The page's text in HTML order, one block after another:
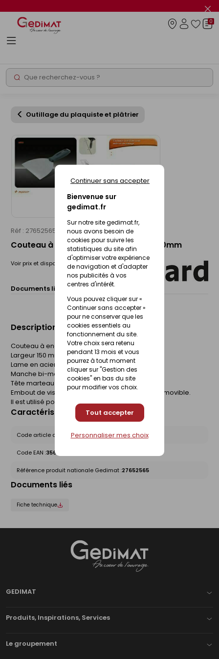
Bienvenue sur
gedimat.fr
Sur notre site gedimat.fr,
nous avons besoin de
cookies pour suivre les
statistiques du site afin
d'optimiser votre expérience
de navigation et d'adapter
nos publicités à vos
centres d'intérêt.
Vous pouvez cliquer sur «
Continuer sans accepter »
pour ne conserver que les
cookies essentiels au
fonctionnement du site.
Votre choix sera retenu
pendant 13 mois et vous
pourrez à tout moment
cliquer sur "Gestion des
cookies" en bas du site
pour modifier vos choix.
Tout accepter
Continuer sans accepter
Personnaliser mes choix
le
info
Rechercher
0
Outillage du plaquiste et plâtrier
Réf : 27652565 THEARD
Couteau à enduire inox + embout - 150mm
Voir prix et disponibilité en magasin
Documents liés : Fiche technique
Description du produit
Couteau à enduire
Largeur 150 mm
Lame en acier inoxydable
Manche bi-matière
Tête marteau
Embout de vissage intégré dans le manche et amovible.
Il est utilisé pour tous les travaux d'enduits.
Caractéristiques du produit
Code article chez le fournisseur :8054
Code EAN :3561810054777
Référence produit nationale Gedimat :27652565
Documents liés
Fiche technique
GEDIMAT
Produits, Inspirations, Services
Le groupement